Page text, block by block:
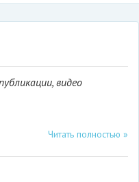
видео
Читать полностью »